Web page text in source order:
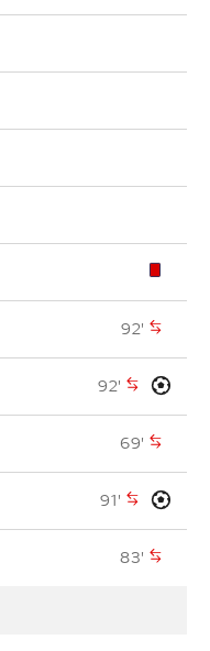
92'
92'
69'
91'
83'